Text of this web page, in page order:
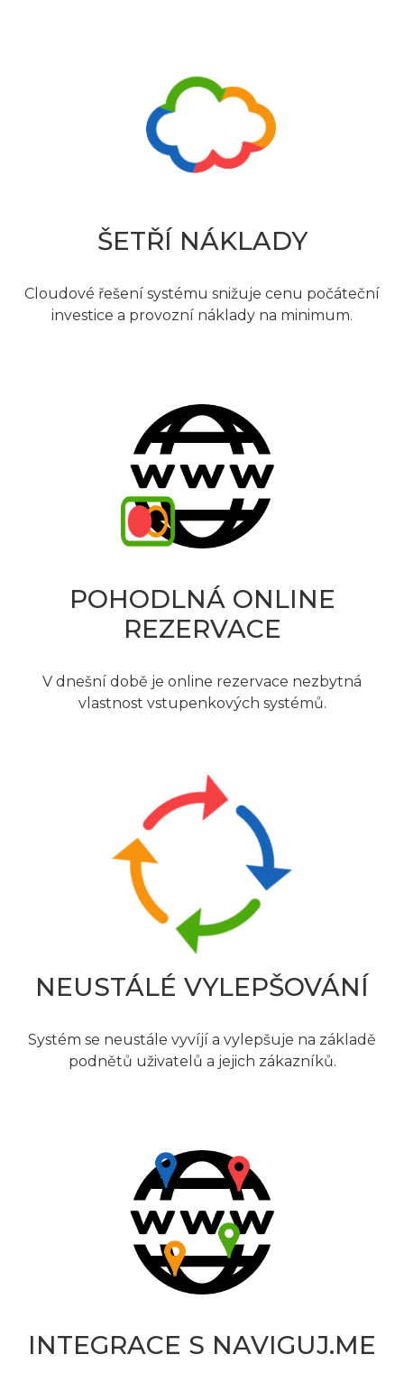
ŠETŘÍ NÁKLADY
Cloudové řešení systému snižuje cenu počáteční
investice a provozní náklady na minimum.
POHODLNÁ ONLINE
REZERVACE
V dnešní době je online rezervace nezbytná
vlastnost vstupenkových systémů.
NEUSTÁLÉ VYLEPŠOVÁNÍ
Systém se neustále vyvíjí a vylepšuje na základě
podnětů uživatelů a jejich zákazníků.
INTEGRACE S NAVIGUJ.ME